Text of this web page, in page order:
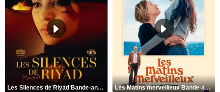
Les Silences de Riyad Bande-annonce VO STFR Les Matins merveilleux Bande-annonce VF